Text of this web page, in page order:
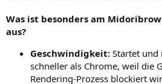
Was ist besonders am
aus?
Geschwindigkeit: Startet und
schneller als Chrome, weil die
Rendering-Prozess blockiert